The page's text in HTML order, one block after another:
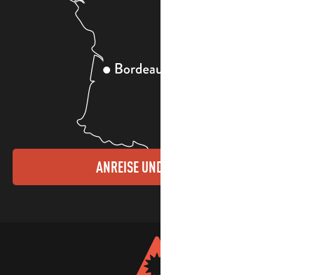
ANREISE UND KONTAKTE